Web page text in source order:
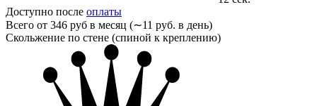
Доступно после оплаты
Всего от 346 руб в месяц (∼11 руб. в день)
Скольжение по стене (спиной к креплению)